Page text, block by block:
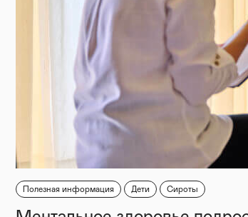
Полезная информация Дети Сироты